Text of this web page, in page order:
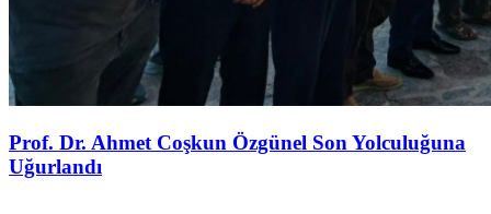
Prof. Dr. Ahmet Coşkun Özgünel Son Yolculuğuna
Uğurlandı